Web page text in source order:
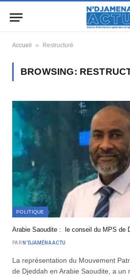
Accueil » Restructuré
BROWSING:
POLITIQUE
Arabie Saoudite : le conseil du MPS de
PAR N'DJAMÉNA ACTU
La représentation du Mouvement
de Djeddah en Arabie Saoudite, a un